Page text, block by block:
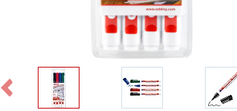
Previous